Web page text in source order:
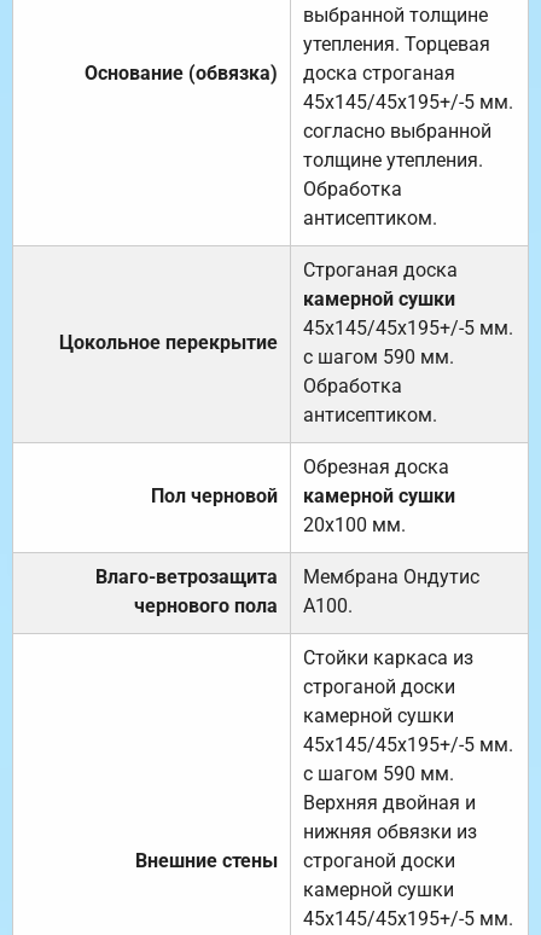
Основание (обвязка)
выбранной толщине
утепления. Торцевая
доска строганая
45х145/45х195+/-5 мм.
согласно выбранной
толщине утепления.
Обработка
антисептиком.
Цокольное перекрытие
Строганая доска
камерной сушки
45х145/45х195+/-5 мм.
с шагом 590 мм.
Обработка
антисептиком.
Пол черновой
Обрезная доска
камерной сушки
20х100 мм.
Влаго-ветрозащита
чернового пола
Мембрана Ондутис
А100.
Внешние стены
Стойки каркаса из
строганой доски
камерной сушки
45х145/45х195+/-5 мм.
с шагом 590 мм.
Верхняя двойная и
нижняя обвязки из
строганой доски
камерной сушки
45х145/45х195+/-5 мм.